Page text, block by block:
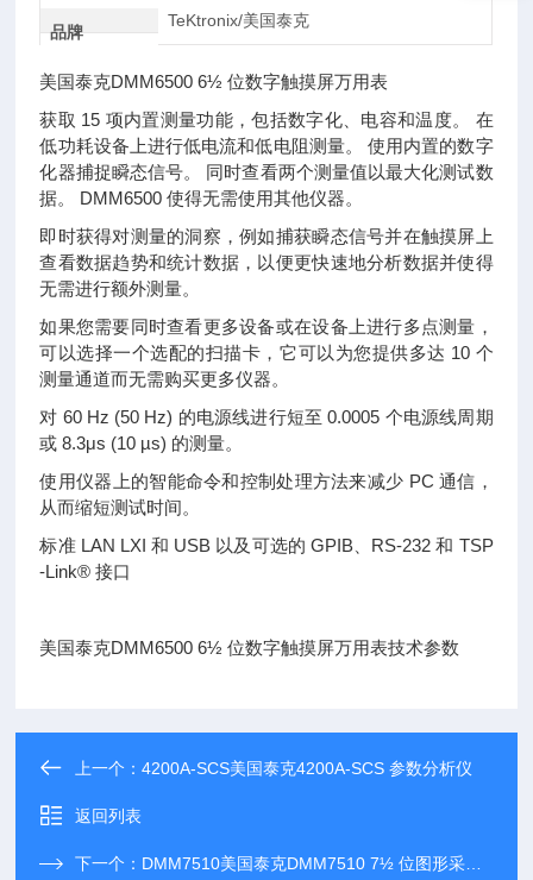
品牌
TeKtronix/美国泰克
美国泰克DMM6500 6½ 位数字触摸屏万用表
获取 15 项内置测量功能，包括数字化、电容和温度。 在
低功耗设备上进行低电流和低电阻测量。 使用内置的数字
化器捕捉瞬态信号。 同时查看两个测量值以最大化测试数
据。 DMM6500 使得无需使用其他仪器。
即时获得对测量的洞察，例如捕获瞬态信号并在触摸屏上
查看数据趋势和统计数据，以便更快速地分析数据并使得
无需进行额外测量。
如果您需要同时查看更多设备或在设备上进行多点测量，
可以选择一个选配的扫描卡，它可以为您提供多达 10 个
测量通道而无需购买更多仪器。
对 60 Hz (50 Hz) 的电源线进行短至 0.0005 个电源线周期
或 8.3μs (10 µs) 的测量。
使用仪器上的智能命令和控制处理方法来减少 PC 通信，
从而缩短测试时间。
标准 LAN LXI 和 USB 以及可选的 GPIB、RS-232 和 TSP
-Link® 接口
美国泰克DMM6500 6½ 位数字触摸屏万用表技术参数
上一个：4200A-SCS美国泰克4200A-SCS 参数分析仪
返回列表
下一个： DMM7510美国泰克DMM7510 7½ 位图形采样万用表